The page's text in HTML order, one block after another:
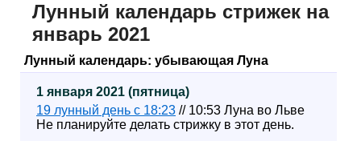
Лунный календарь стрижек на
январь 2021
Лунный календарь: убывающая Луна
1 января 2021 (пятница)
19 лунный день с 18:23 // 10:53 Луна во Льве
Не планируйте делать стрижку в этот день.